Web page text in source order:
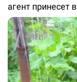
агент принесет